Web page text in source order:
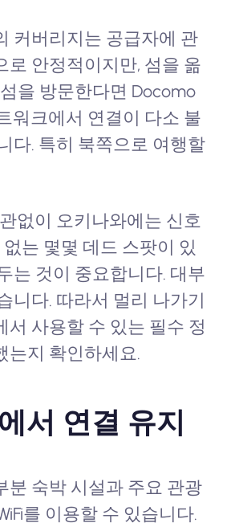
커버리지는 공급자에 관
로 안정적이지만, 섬을 옮
을 방문한다면 Docomo
워크에서 연결이 다소 불
다. 특히 북쪽으로 여행할
없이 오키나와에는 신호
는 몇몇 데드 스팟이 있
는 것이 중요합니다. 대부
니다. 따라서 멀리 나가기
서 사용할 수 있는 필수 정
는지 확인하세요.
서 연결 유지
분 숙박 시설과 주요 관광
를 이용할 수 있습니다.